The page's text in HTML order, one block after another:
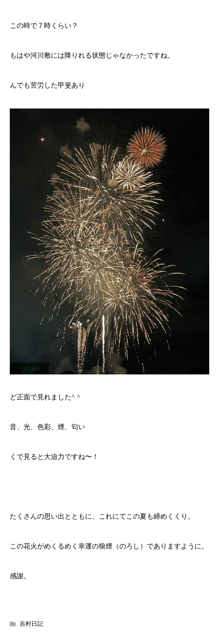
この時で７時くらい？
もはや河川敷には降りれる状態じゃなかったですね。
んでも苦労した甲斐あり
ど正面で見れました^ ^
音、光、色彩、煙、匂い
くで見ると大迫力ですね〜！
たくさんの思い出とともに、これにてこの夏も締めくくり。
この花火がめくるめく幸運の狼煙（のろし）でありますように。
感謝。
吉村日記